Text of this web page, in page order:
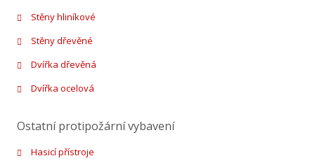
Stěny hliníkové
Stěny dřevěné
Dvířka dřevěná
Dvířka ocelová
Ostatní protipožární vybavení
Hasicí přístroje